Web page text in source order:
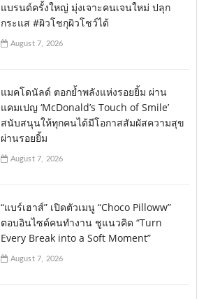
แบรนด์ครั้งใหญ่ มุ่งเจาะคนเจนใหม่ ปลุก
กระแส #ผิวโชกุผิวโชว์ได้
August 7, 2026
แมคโดนัลด์ ตอกย้ำพลังแห่งรอยยิ้ม ผ่าน
แคมเปญ ‘McDonald’s Touch of Smile’
สนับสนุนให้ทุกคนได้มีโอกาสสัมผัสความสุข
ผ่านรอยยิ้ม
August 7, 2026
“แบร์เฮาส์” เปิดตัวเมนู “Choco Pilloww”
ตอบอินไซด์คนทำงาน ชูแนวคิด “Turn
Every Break into a Soft Moment”
August 7, 2026